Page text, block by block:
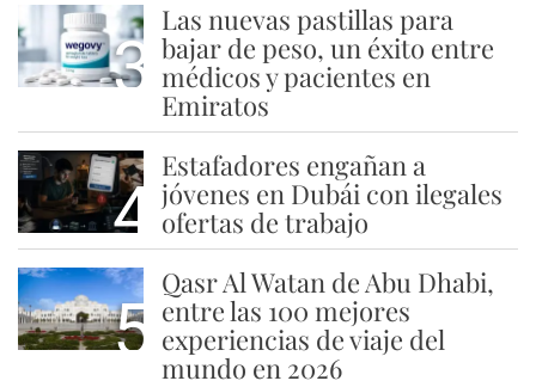
3
Las nuevas pastillas para
bajar de peso, un éxito entre
médicos y pacientes en
Emiratos
4
Estafadores engañan a
jóvenes en Dubái con ilegales
ofertas de trabajo
5
Qasr Al Watan de Abu Dhabi,
entre las 100 mejores
experiencias de viaje del
mundo en 2026